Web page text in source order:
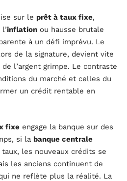
sur le prêt à taux fixe,
inflation ou hausse brutale
à un défi imprévu. Le
de la signature, devient vite
l’argent grimpe. Le contraste
du marché et celles du
un crédit rentable en
fixe engage la banque sur des
si la banque centrale
les nouveaux crédits se
les anciens continuent de
ne reflète plus la réalité. La